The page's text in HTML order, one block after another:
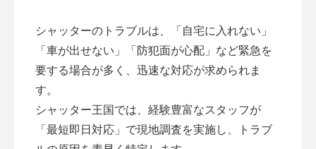
シャッターのトラブルは、「自宅に入れない」
「車が出せない」「防犯面が心配」など緊急を
要する場合が多く、迅速な対応が求められま
す。
シャッター王国では、経験豊富なスタッフが
「最短即日対応」で現地調査を実施し、トラブ